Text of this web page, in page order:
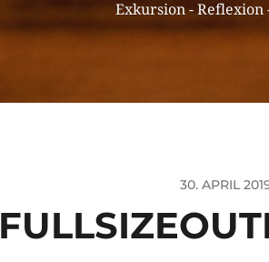
Exkursion - Reflexion
30. APRIL